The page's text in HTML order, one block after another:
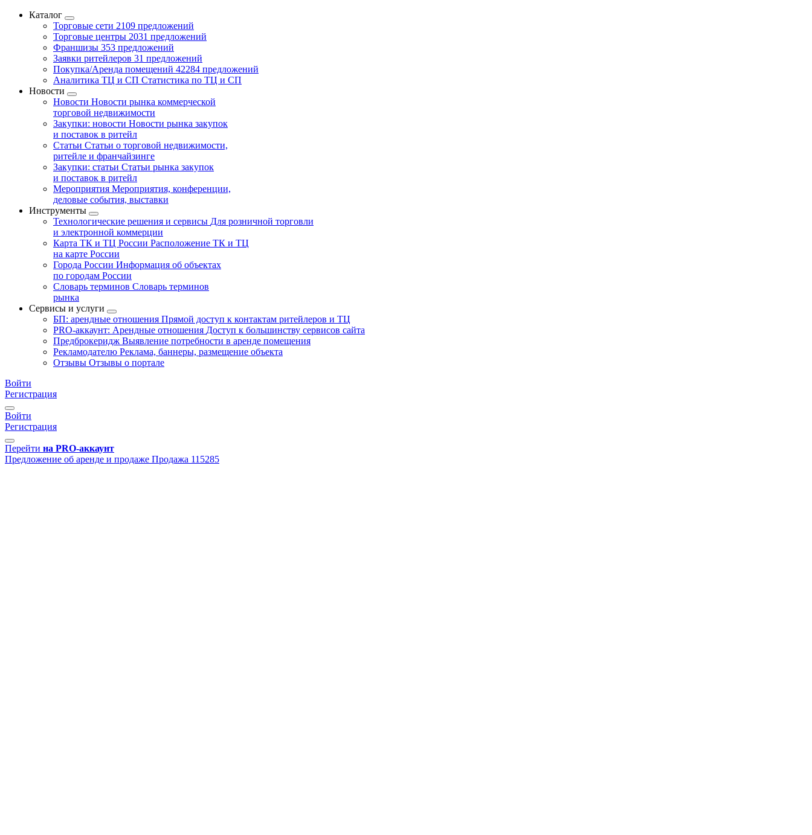
Каталог
Торговые сети 2109 предложений
Торговые центры 2031 предложений
Франшизы 353 предложений
Заявки ритейлеров 31 предложений
Покупка/Аренда помещений 42284 предложений
Аналитика ТЦ и СП Статистика по ТЦ и СП
Новости
Новости Новости рынка коммерческой
торговой недвижимости
Закупки: новости Новости рынка закупок
и поставок в ритейл
Статьи Статьи о торговой недвижимости,
ритейле и франчайзинге
Закупки: статьи Статьи рынка закупок
и поставок в ритейл
Мероприятия Мероприятия, конференции,
деловые события, выставки
Инструменты
Технологические решения и сервисы Для розничной торговли
и электронной коммерции
Карта ТК и ТЦ России Расположение ТК и ТЦ
на карте России
Города России Информация об объектах
по городам России
Словарь терминов Словарь терминов
рынка
Сервисы и услуги
БП: арендные отношения Прямой доступ к контактам ритейлеров и ТЦ
PRO-аккаунт: Арендные отношения Доступ к большинству сервисов сайта
Предброкеридж Выявление потребности в аренде помещения
Рекламодателю Реклама, баннеры, размещение объекта
Отзывы Отзывы о портале
Войти
Регистрация
Войти
Регистрация
Перейти на PRO-аккаунт
Предложение об аренде и продаже Продажа 115285